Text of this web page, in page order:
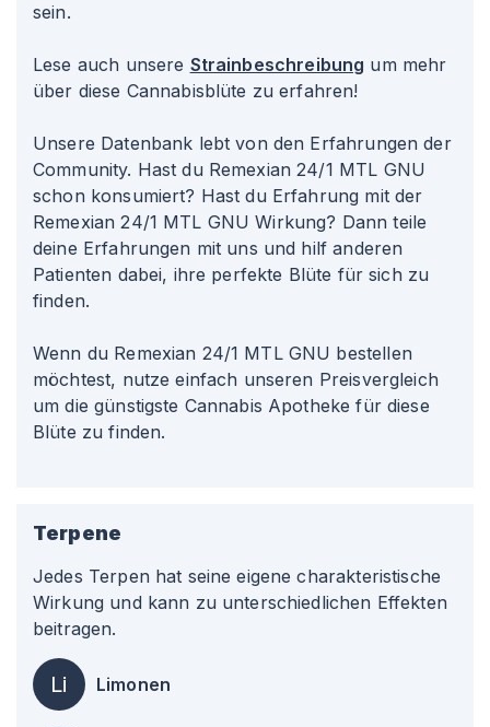
sein.
Lese auch unsere Strainbeschreibung um mehr
über diese Cannabisblüte zu erfahren!
Unsere Datenbank lebt von den Erfahrungen der
Community. Hast du Remexian 24/1 MTL GNU
schon konsumiert? Hast du Erfahrung mit der
Remexian 24/1 MTL GNU Wirkung? Dann teile
deine Erfahrungen mit uns und hilf anderen
Patienten dabei, ihre perfekte Blüte für sich zu
finden.
Wenn du Remexian 24/1 MTL GNU bestellen
möchtest, nutze einfach unseren Preisvergleich
um die günstigste Cannabis Apotheke für diese
Blüte zu finden.
Terpene
Jedes Terpen hat seine eigene charakteristische
Wirkung und kann zu unterschiedlichen Effekten
beitragen.
Li Limonen